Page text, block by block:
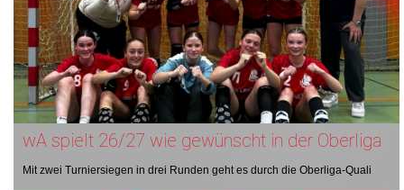
wA spielt 26/27 wie gewünscht in der Oberliga
Mit zwei Turniersiegen in drei Runden geht es durch die Oberliga-Quali